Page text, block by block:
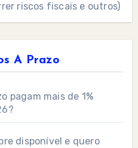
riscos fiscais e outros)
A Prazo
pagam mais de 1%
disponível e quero